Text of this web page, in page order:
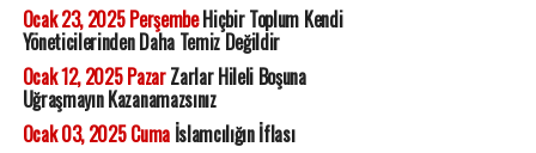
Ocak 23, 2025 PerşembeHiçbir Toplum Kendi
Yöneticilerinden Daha Temiz Değildir
Ocak 12, 2025 PazarZarlar Hileli Boşuna
Uğraşmayın Kazanamazsınız
Ocak 03, 2025 Cumaİslamcılığın İflası